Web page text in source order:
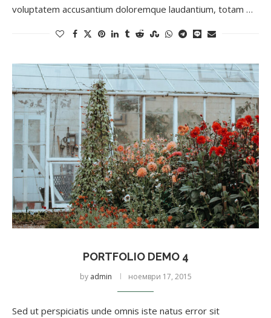
voluptatem accusantium doloremque laudantium, totam …
PORTFOLIO DEMO 4
by admin ноември 17, 2015
Sed ut perspiciatis unde omnis iste natus error sit